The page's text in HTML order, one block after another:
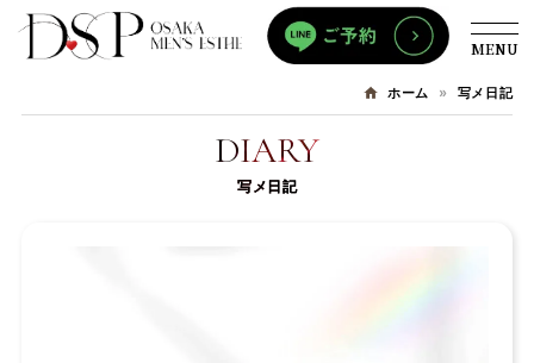
ホーム 写メ日記
MENU
DIARY
写メ日記